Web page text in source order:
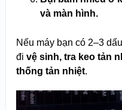
và màn hình.
Nếu máy bạn có 2–3
đi vệ sinh, tra keo tản
thống tản nhiệt.